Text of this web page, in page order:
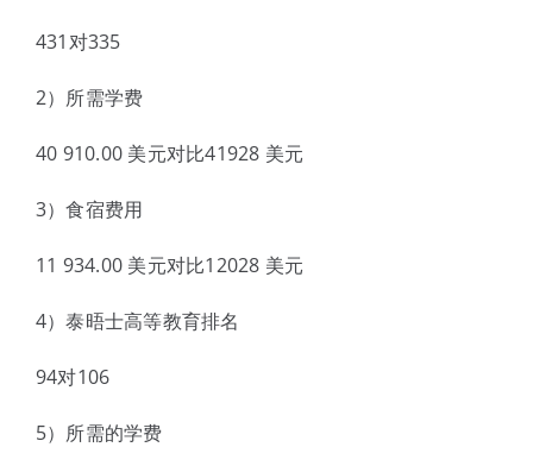
431对335
2）所需学费
40 910.00 美元对比41928 美元
3）食宿费用
11 934.00 美元对比12028 美元
4）泰晤士高等教育排名
94对106
5）所需的学费